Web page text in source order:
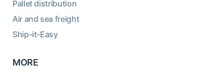
Pallet distribution
Air and sea freight
Ship-it-Easy
MORE